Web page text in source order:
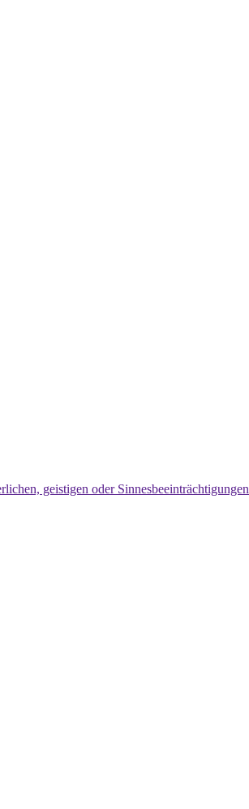
geistigen oder Sinnesbeeinträchtigungen